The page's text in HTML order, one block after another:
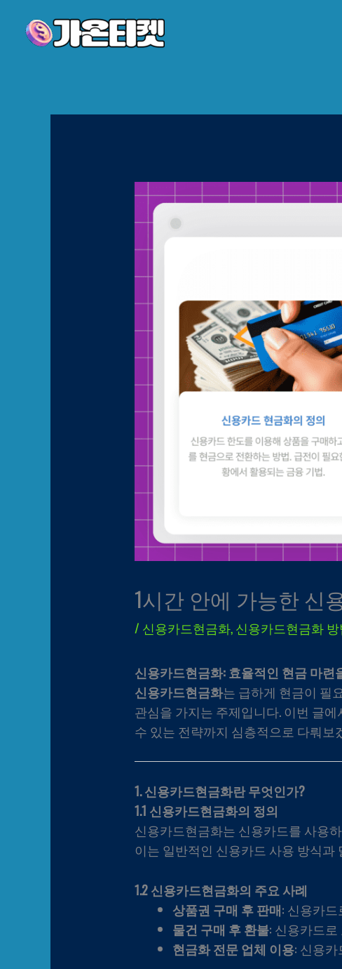
건너뛰기
1시간 안에 가능한 신
/ 신용카드현금화,신용카드현금화 방
신용카드현금화: 효율적인 현금 마련
신용카드현금화는 급하게 현금이 필
관심을 가지는 주제입니다. 이번 글
수 있는 전략까지 심층적으로 다뤄보
1. 신용카드현금화란 무엇인가?
1.1 신용카드현금화의 정의
신용카드현금화는 신용카드를 사용
이는 일반적인 신용카드 사용 방식과
1.2 신용카드현금화의 주요 사례
상품권 구매 후 판매: 신용카
물건 구매 후 환불: 신용카드
현금화 전문 업체 이용: 신용